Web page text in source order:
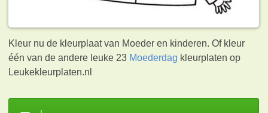
Kleur nu de kleurplaat van Moeder en kinderen. Of kleur
één van de andere leuke 23 Moederdag kleurplaten op
Leukekleurplaten.nl